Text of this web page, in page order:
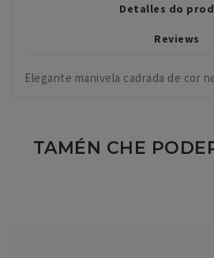
Detalles do
Reviews
Elegante manivela cadrada de cor
TAMÉN CHE